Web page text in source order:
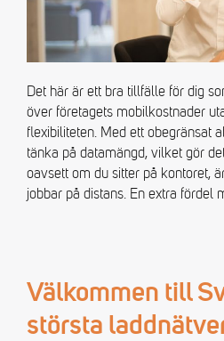
Det här är ett bra tillfälle för dig
över företagets mobilkostnader
flexibiliteten. Med ett obegränsat
tänka på datamängd, vilket gör
oavsett om du sitter på kontoret,
jobbar på distans. En extra fördel
Välkommen till
största